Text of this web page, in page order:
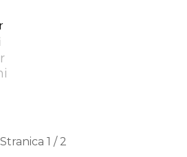
Stranica 1 / 2